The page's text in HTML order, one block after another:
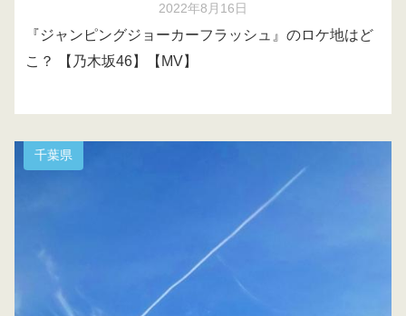
2022年8月16日
『ジャンピングジョーカーフラッシュ』のロケ地はど
こ？ 【乃木坂46】【MV】
千葉県